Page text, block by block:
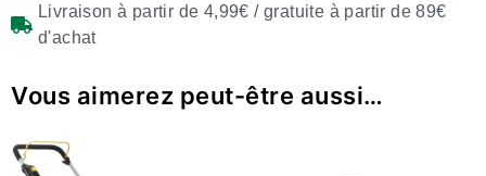
Livraison à partir de 4,99€ / gratuite à partir de 89€
d'achat
Vous aimerez peut-être aussi…